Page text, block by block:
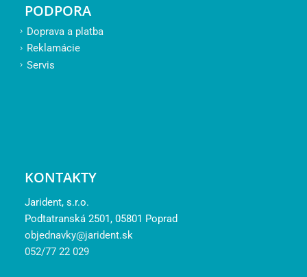
PODPORA
Doprava a platba
Reklamácie
Servis
KONTAKTY
Jarident, s.r.o.
Podtatranská 2501, 05801 Poprad
objednavky@jarident.sk
052/77 22 029